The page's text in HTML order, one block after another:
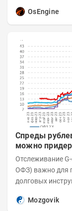
OsEngine
Спреды
можно
Отслеживание
ОФЗ) важно для
долговых
Mozgovik